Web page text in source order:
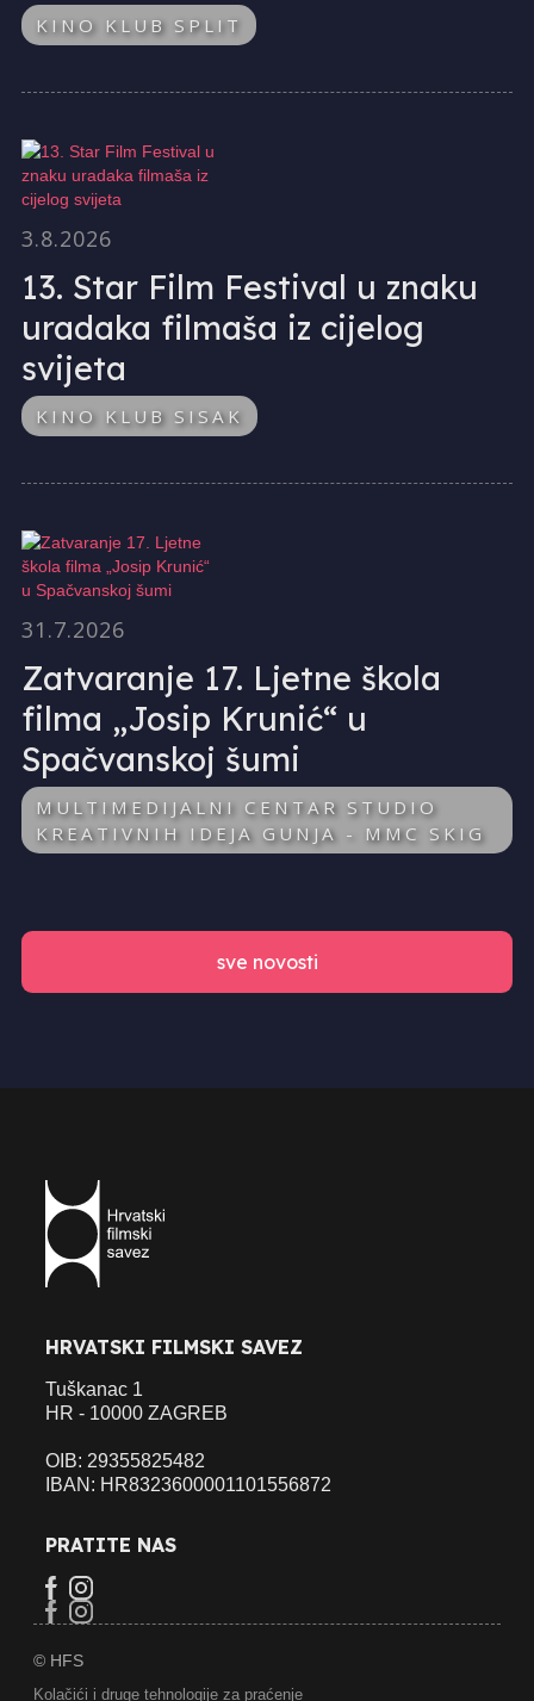
KINO KLUB SPLIT
3.8.2026
13. Star Film Festival u znaku
uradaka filmaša iz cijelog
svijeta
KINO KLUB SISAK
31.7.2026
Zatvaranje 17. Ljetne škola
filma „Josip Krunić“ u
Spačvanskoj šumi
MULTIMEDIJALNI CENTAR STUDIO
KREATIVNIH IDEJA GUNJA - MMC SKIG
sve novosti
HRVATSKI FILMSKI SAVEZ
Tuškanac 1
HR - 10000 ZAGREB
OIB: 29355825482
IBAN: HR8323600001101556872
PRATITE NAS
© HFS
Kolačići i druge tehnologije za praćenje